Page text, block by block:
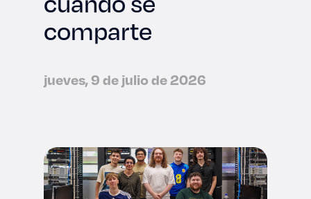
comparte
jueves, 9 de julio de 2026